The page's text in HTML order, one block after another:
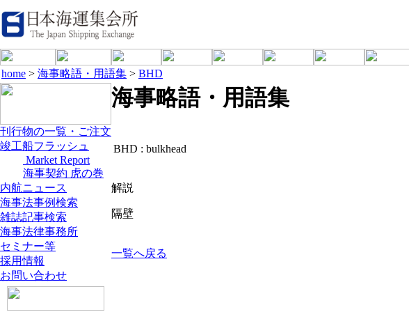
home > 海事略語・用語集 > BHD
刊行物の一覧・ご注文
竣工船フラッシュ
Market Report
海事契約 虎の巻
内航ニュース
海事法事例検索
雑誌記事検索
海事法律事務所
セミナー等
採用情報
お問い合わせ
海事略語・用語集
BHD : bulkhead
解説
隔壁
一覧へ戻る